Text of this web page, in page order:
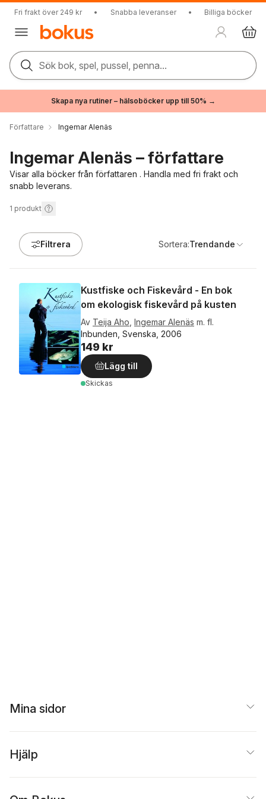
Fri frakt över 249 kr • Snabba leveranser • Billiga böcker
Sök bok, spel, pussel, penna...
Skapa nya rutiner – hälsoböcker upp till 50% →
Författare Ingemar Alenäs
Ingemar Alenäs – författare
Visar alla böcker från författaren . Handla med fri frakt och
snabb leverans.
1 produkt
Filtrera Sortera:Trendande
Kustfiske och Fiskevård - En bok
om ekologisk fiskevård på kusten
Av Teija Aho Ingemar Alenäs m. fl.
Inbunden, Svenska, 2006
149 kr
Lägg till
Skickas
Mina sidor
Hjälp